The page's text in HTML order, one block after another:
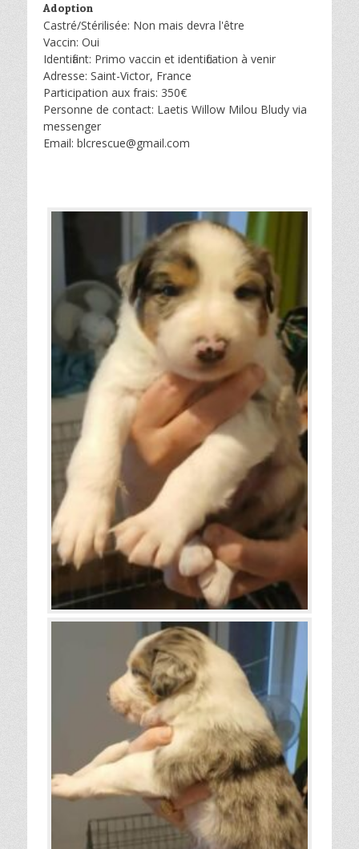
Adoption
Castré/Stérilisée: Non mais devra l'être
Vaccin: Oui
Identifiant: Primo vaccin et identification à venir
Adresse: Saint-Victor, France
Participation aux frais: 350€
Personne de contact: Laetis Willow Milou Bludy via
messenger
Email: blcrescue@gmail.com